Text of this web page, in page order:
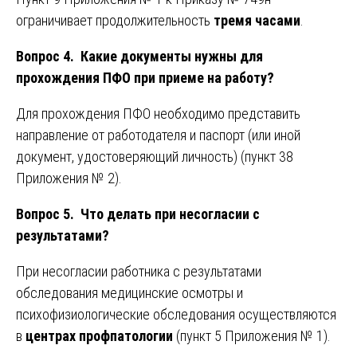
ограничивает продолжительность тремя часами
Вопрос 4. Какие документы нужны для
прохождения ПФО при приеме на работу?
Для прохождения ПФО необходимо представить
направление от работодателя и паспорт (или иной
документ, удостоверяющий личность) (пункт 38
Приложения № 2).
Вопрос 5. Что делать при несогласии с
результатами?
При несогласии работника с результатами
обследования медицинские осмотры и
психофизиологические обследования осуществляются
в центрах профпатологии (пункт 5 Приложения № 1).